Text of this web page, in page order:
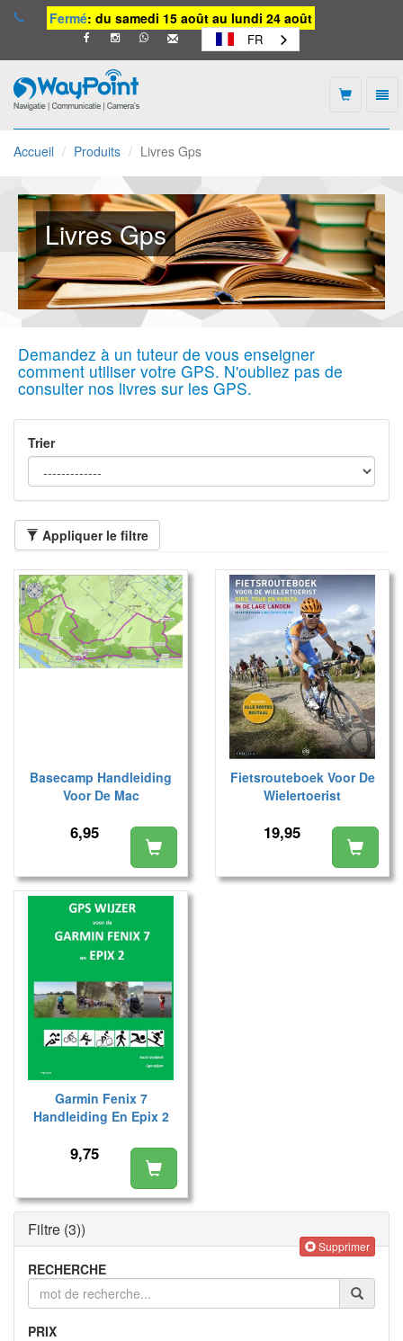
Fermé: du samedi 15 août au lundi 24 août
FR
-
vers
page
d'accueil
Accueil Produits Livres Gps
Livres Gps
Demandez à un tuteur de vous enseigner
comment utiliser votre GPS. N'oubliez pas de
consulter nos livres sur les GPS.
Trier
Appliquer le filtre
Basecamp Handleiding
Voor De Mac
6,95
Fietsrouteboek Voor De
Wielertoerist
19,95
Garmin Fenix 7
Handleiding En Epix 2
9,75
Filtre (3))
Supprimer
RECHERCHE
PRIX